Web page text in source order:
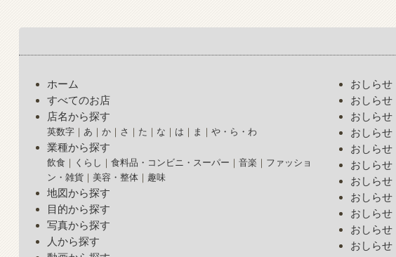
ホーム
すべてのお店
店名から探す
英数字 あ か さ た な は ま や・ら・わ
業種から探す
飲食 くらし 食料品・コンビニ・スーパー 音楽
ファッショ
ン・雑貨
美容・整体 趣味
地図から探す
目的から探す
写真から探す
人から探す
おしらせ
おしらせ
おしらせ
おしらせ
おしらせ
おしらせ
おしらせ
おしらせ
おしらせ
おしらせ
おしらせ